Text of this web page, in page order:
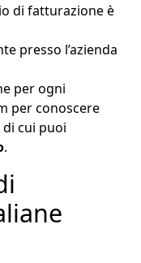
di fatturazione è
presso l’azienda
per ogni
per conoscere
cui puoi
.